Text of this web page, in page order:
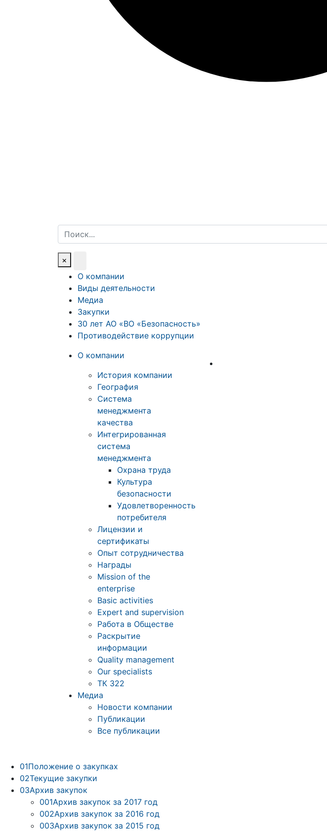
Поиск
×
О компании
Виды деятельности
Медиа
Закупки
30 лет АО «ВО «Безопасность»
Противодействие коррупции
О компании
История компании
География
Система
менеджмента
качества
Интегрированная
система
менеджмента
Охрана труда
Культура
безопасности
Удовлетворенность
потребителя
Лицензии и
сертификаты
Опыт сотрудничества
Награды
Mission of the
enterprise
Basic activities
Expert and supervision
Работа в Обществе
Раскрытие
информации
Quality management
Our specialists
ТК 322
Медиа
Новости компании
Публикации
Все публикации
01Положение о закупках
02Текущие закупки
03Архив закупок
001Архив закупок за 2017 год
002Архив закупок за 2016 год
003Архив закупок за 2015 год